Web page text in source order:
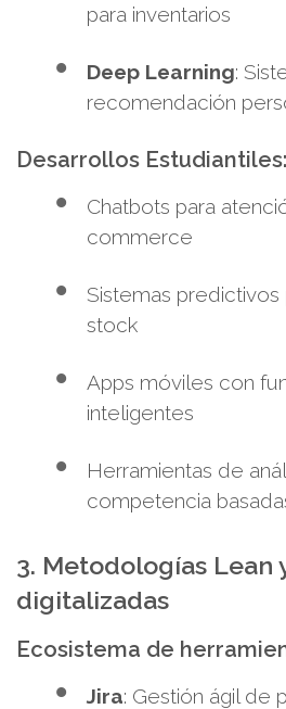
para inventarios
Deep Learning:
recomendación
Desarrollos Estudiantiles:
Chatbots para
commerce
Sistemas
stock
Apps móviles con
inteligentes
Herramientas de
competencia
3. Metodologías Lean
digitalizadas
Ecosistema de
Jira: Gestión ágil de